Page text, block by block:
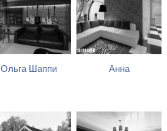
Ольга Шаппи Анна